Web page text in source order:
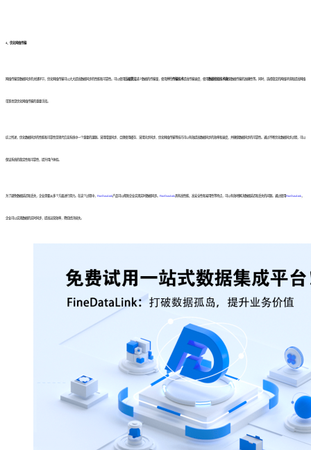
4、优化网络传输
网络传输是数据同步的关键环节，优化网络传输可以大大提高数据同步的性能和可靠性。可以使用 压缩算法减少数据的传输量，使用并行传输技术提高传输速度，使用 数据校验技术确 保数据传输的准确性等。同时，选择稳定的网络环境和提高网络
带宽也是优化网络传输的重要手段。
综上所述，优化数据同步的性能和可靠性是现代信息系统中一个重要的课题。采用增量同步、合理使用缓存、采用异步同步、优化网络传输等技巧可以有效提高数据同步的效率和速度，并确保数据同步的可靠性。通过不断优化数据同步过程，可以
保证系统的稳定性和可靠性，提升用户体验。
为了避免数据延迟和丢失，企业需要从多个方面进行努力。在这个过程中， FineDataLink产品可以帮助企业实现实时数据同步。 FineDataLink 具有高性能、高安全性和易用性等特点，可以有效地解决数据延迟和丢失的问题。通过使用FineDataLink
企业可以实现数据的实时同步，提高运营效率，降低经济损失。